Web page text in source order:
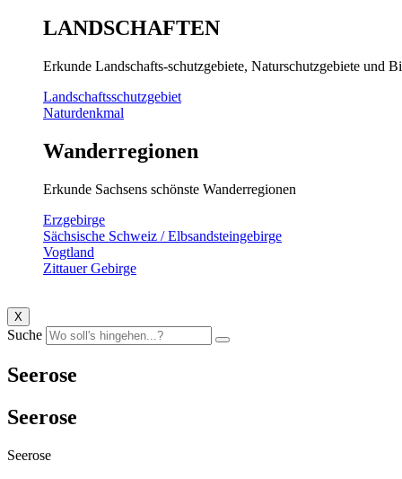
LANDSCHAFTEN
Erkunde Landschafts-schutzgebiete, Naturschutzgebiete und
Landschaftsschutzgebiet
Naturdenkmal
Wanderregionen
Erkunde Sachsens schönste Wanderregionen
Erzgebirge
Sächsische Schweiz / Elbsandsteingebirge
Vogtland
Zittauer Gebirge
X
Suche
Seerose
Seerose
Seerose